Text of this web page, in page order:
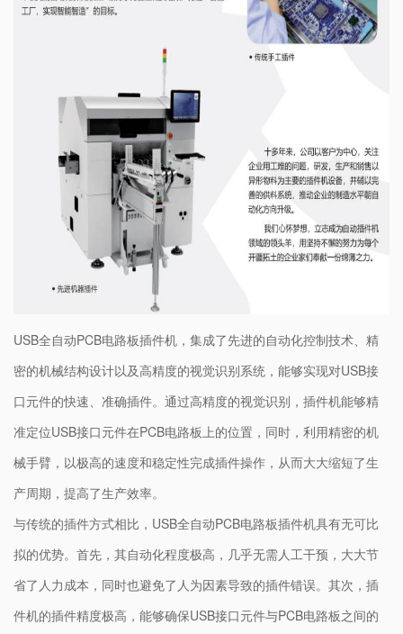
USB全自动PCB电路板插件机，集成了先进的自动化控制技术、精
密的机械结构设计以及高精度的视觉识别系统，能够实现对USB接
口元件的快速、准确插件。通过高精度的视觉识别，插件机能够精
准定位USB接口元件在PCB电路板上的位置，同时，利用精密的机
械手臂，以极高的速度和稳定性完成插件操作，从而大大缩短了生
产周期，提高了生产效率。
与传统的插件方式相比，USB全自动PCB电路板插件机具有无可比
拟的优势。首先，其自动化程度极高，几乎无需人工干预，大大节
省了人力成本，同时也避免了人为因素导致的插件错误。其次，插
件机的插件精度极高，能够确保USB接口元件与PCB电路板之间的